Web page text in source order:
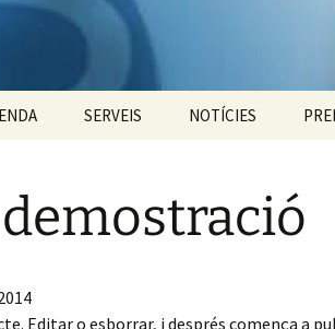
activitats d’interès
SERVEIS
Formació
NOTÍCIES
Editar o esborrar, i després comença a